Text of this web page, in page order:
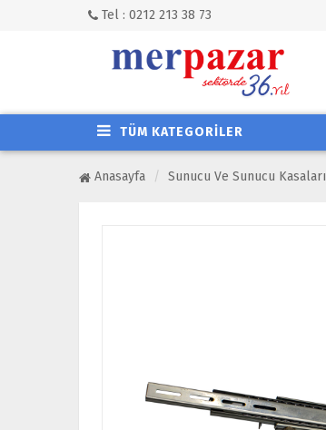
Tel : 0212 213 38 73
TÜM KATEGORİLER
Anasayfa Sunucu Ve Sunucu Kasaları